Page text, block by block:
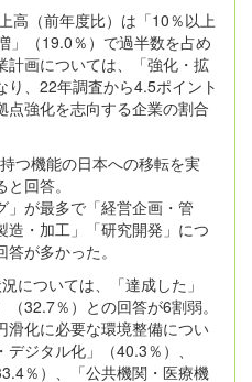
高（前年度比）は「10％以上
」（19.0％）で過半数を占め
計画については、「強化・拡
、22年調査から4.5ポイント
強化を志向する企業の割合
つ機能の日本への移転を実
回答。
」が最多で「経営企画・管
・加工」「研究開発」につ
が多かった。
については、「達成した」
（32.7％）との回答が6割弱。
滑化に必要な環境整備につい
ジタル化」（40.3％）、
％）、「公共機関・医療機